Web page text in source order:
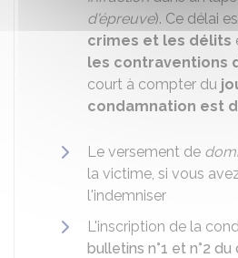
d'épreuve). Ce délai
crimes et les délits
les contraventions
court à compter du
condamnation est
Le versement de
la victime, si vous
l'indemniser
L'inscription de la
bulletins n°1 et n°2